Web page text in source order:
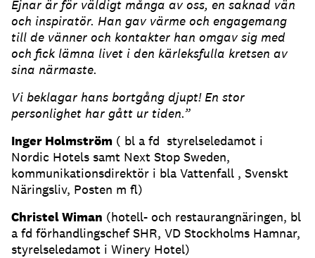
Ejnar är för väldigt många av oss, en saknad vän
och inspiratör. Han gav värme och engagemang
till de vänner och kontakter han omgav sig med
och fick lämna livet i den kärleksfulla kretsen av
sina närmaste.
Vi beklagar hans bortgång djupt! En stor
personlighet har gått ur tiden.”
Inger Holmström ( bl a fd styrelseledamot i
Nordic Hotels samt Next Stop Sweden,
kommunikationsdirektör i bla Vattenfall , Svenskt
Näringsliv, Posten m fl)
Christel Wiman (hotell- och restaurangnäringen, bl
a fd förhandlingschef SHR, VD Stockholms Hamnar,
styrelseledamot i Winery Hotel)